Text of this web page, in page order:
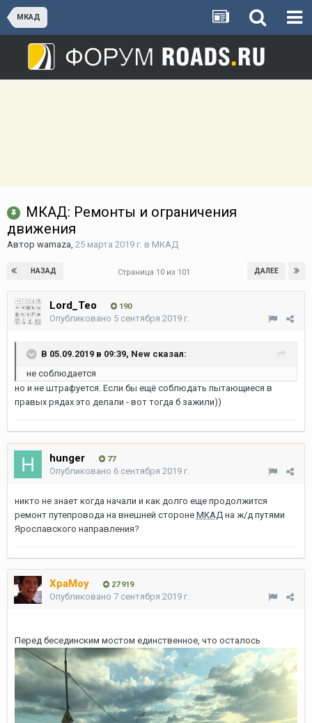
МКАД
МКАД: Ремонты и ограничения
движения
Автор wamaza, 25 марта 2019 г. в МКАД
НАЗАД ДАЛЕЕ
Страница 10 из 101
Lord_Teo 190
Опубликовано 5 сентября 2019 г.
В 05.09.2019 в 09:39, New сказал:
не соблюдается
но и не штрафуется. Если бы ещё соблюдать пытающиеся в
правых рядах это делали - вот тогда б зажили))
hunger 77
Опубликовано 6 сентября 2019 г.
никто не знает когда начали и как долго еще продолжится
ремонт путепровода на внешней стороне МКАД на ж/д путями
Ярославского направления?
XpaMoy 27 919
Опубликовано 7 сентября 2019 г.
Перед бесединским мостом единственное, что осталось